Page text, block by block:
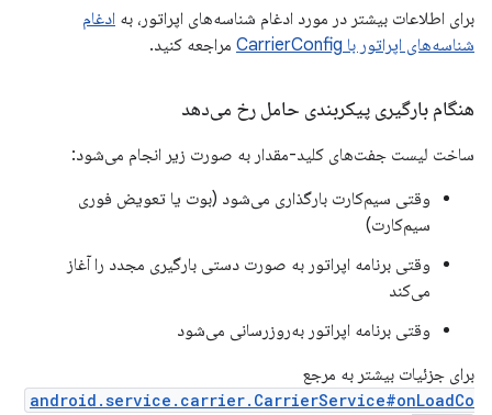
برای اطلاعات بیشتر در مورد ادغام شناسه‌های اپراتور، به ادغام
شناسه‌های اپراتور با CarrierConfig
مراجعه کنید.
هنگام بارگیری پیکربندی حامل رخ می‌دهد
ساخت لیست جفت‌های کلید-مقدار به صورت زیر انجام می‌شود:
وقتی سیم‌کارت بارگذاری می‌شود (بوت یا تعویض فوری
سیم‌کارت)
وقتی برنامه اپراتور به صورت دستی بارگیری مجدد را آغاز
می‌کند
وقتی برنامه اپراتور به‌روزرسانی می‌شود
برای جزئیات بیشتر به مرجع
android.service.carrier.CarrierService#onLoadCo